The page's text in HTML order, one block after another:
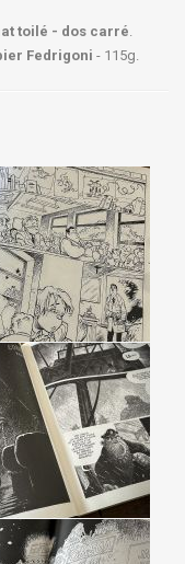
toilé - dos carré.
Fedrigoni - 115g.